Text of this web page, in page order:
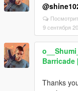
9 сентября
Barricade
Thanks